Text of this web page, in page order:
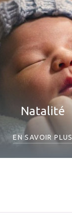
Natalité
EN SAVOIR PLUS